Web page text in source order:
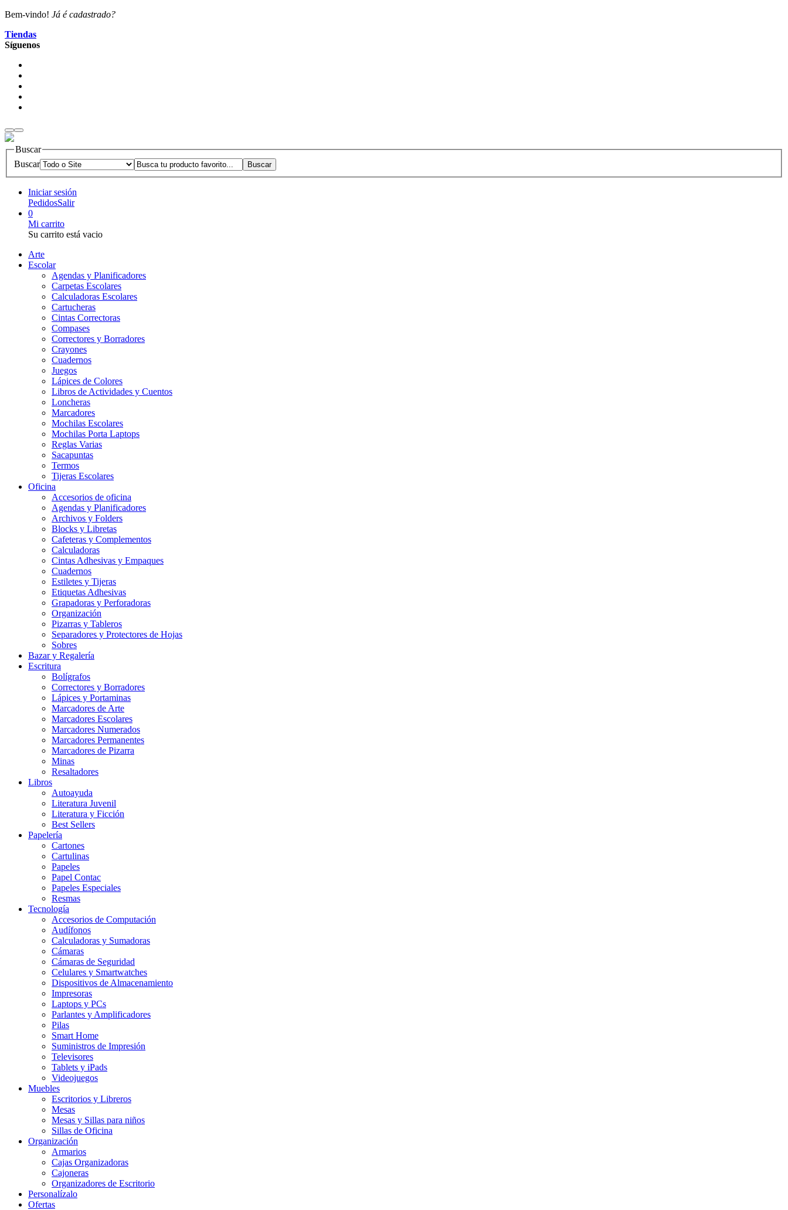
Bem-vindo! Já é cadastrado?
Tiendas
Síguenos
Buscar
Buscar
Iniciar sesión
PedidosSalir
0
Mi carrito
Su carrito está vacio
Arte
Escolar
Agendas y Planificadores
Carpetas Escolares
Calculadoras Escolares
Cartucheras
Cintas Correctoras
Compases
Correctores y Borradores
Crayones
Cuadernos
Juegos
Lápices de Colores
Libros de Actividades y Cuentos
Loncheras
Marcadores
Mochilas Escolares
Mochilas Porta Laptops
Reglas Varias
Sacapuntas
Termos
Tijeras Escolares
Oficina
Accesorios de oficina
Agendas y Planificadores
Archivos y Folders
Blocks y Libretas
Cafeteras y Complementos
Calculadoras
Cintas Adhesivas y Empaques
Cuadernos
Estiletes y Tijeras
Etiquetas Adhesivas
Grapadoras y Perforadoras
Organización
Pizarras y Tableros
Separadores y Protectores de Hojas
Sobres
Bazar y Regalería
Escritura
Bolígrafos
Correctores y Borradores
Lápices y Portaminas
Marcadores de Arte
Marcadores Escolares
Marcadores Numerados
Marcadores Permanentes
Marcadores de Pizarra
Minas
Resaltadores
Libros
Autoayuda
Literatura Juvenil
Literatura y Ficción
Best Sellers
Papelería
Cartones
Cartulinas
Papeles
Papel Contac
Papeles Especiales
Resmas
Tecnología
Accesorios de Computación
Audífonos
Calculadoras y Sumadoras
Cámaras
Cámaras de Seguridad
Celulares y Smartwatches
Dispositivos de Almacenamiento
Impresoras
Laptops y PCs
Parlantes y Amplificadores
Pilas
Smart Home
Suministros de Impresión
Televisores
Tablets y iPads
Videojuegos
Muebles
Escritorios y Libreros
Mesas
Mesas y Sillas para niños
Sillas de Oficina
Organización
Armarios
Cajas Organizadoras
Cajoneras
Organizadores de Escritorio
Personalízalo
Ofertas